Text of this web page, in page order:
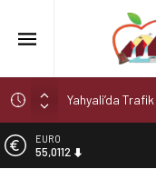
Yahyali’da Trafik
Yahyali’da
Kayseri Derbisi
Oynanacak
EURO
55,0112